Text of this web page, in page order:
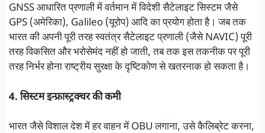
GNSS आधारित प्रणाली में वर्तमान में विदेशी सैटेलाइट सिस्टम जैसे
GPS (अमेरिका), Galileo (यूरोप) आदि का प्रयोग होता है। जब तक
भारत की अपनी पूरी तरह स्वतंत्र सैटेलाइट प्रणाली (जैसे NAVIC) पूरी
तरह विकसित और भरोसेमंद नहीं हो जाती, तब तक इस तकनीक पर पूरी
तरह निर्भर होना राष्ट्रीय सुरक्षा के दृष्टिकोण से खतरनाक हो सकता है।
4. सिस्टम इन्फ्रास्ट्रक्चर की कमी
भारत जैसे विशाल देश में हर वाहन में OBU लगाना, उसे कैलिब्रेट करना,